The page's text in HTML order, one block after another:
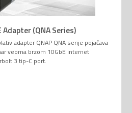
(QNA Series)
adapter QNAP QNA serije pojačava
veoma brzom 10GbE internet
3 tip-C port.